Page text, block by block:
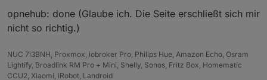
opnehub: done (Glaube ich. Die Seite erschließt sich mir
nicht so richtig.)
NUC 7i3BNH, Proxmox, iobroker Pro, Philips Hue, Amazon Echo, Osram
Lightify, Broadlink RM Pro + Mini, Shelly, Sonos, Fritz Box, Homematic
CCU2, Xiaomi, iRobot, Landroid